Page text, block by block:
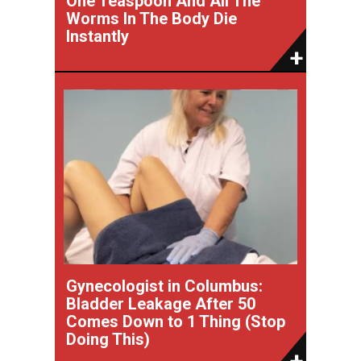
Worms In The Body Die
Instantly
Gynecologist in Columbus:
Bladder Leakage After 50
Comes Down to 1 Thing (Stop
Doing This)